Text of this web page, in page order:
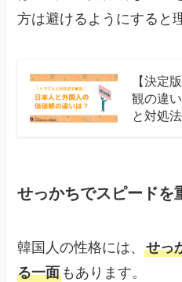
方は避けるようにすると
【決定
観の違
と対処
せっかちでスピードを
韓国人の性格には、せっ
る一面 もあります。